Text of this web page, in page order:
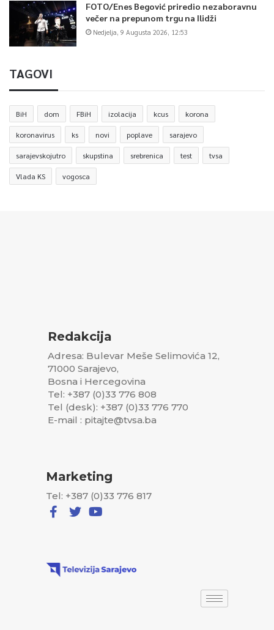
FOTO/Enes Begović priredio nezaboravnu
večer na prepunom trgu na Ilidži
Nedjelja, 9 Augusta 2026, 12:53
TAGOVI
BiH dom FBiH izolacija kcus korona
koronavirus ks novi poplave sarajevo
sarajevskojutro skupstina srebrenica test tvsa
Vlada KS vogosca
Redakcija
Adresa: Bulevar Meše Selimovića 12,
71000 Sarajevo,
Bosna i Hercegovina
Tel: +387 (0)33 776 808
Tel (desk): +387 (0)33 776 770
E-mail : pitajte@tvsa.ba
Marketing
Tel: +387 (0)33 776 817